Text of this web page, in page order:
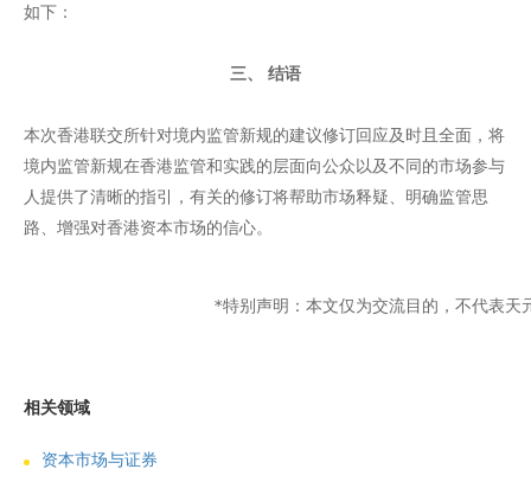
如下：
三、 结语
本次香港联交所针对境内监管新规的建议修订回应及时且全面，将
境内监管新规在香港监管和实践的层面向公众以及不同的市场参与
人提供了清晰的指引，有关的修订将帮助市场释疑、明确监管思
路、增强对香港资本市场的信心。
*特别声明：本文仅为交流目的，不代表天
相关领域
资本市场与证券